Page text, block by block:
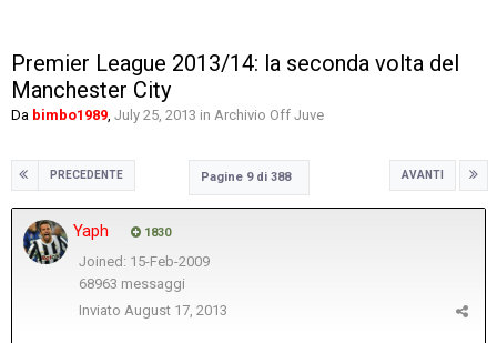
Premier League 2013/14: la seconda volta del
Manchester City
Da bimbo1989, July 25, 2013 in Archivio Off Juve
PRECEDENTE AVANTI
Pagine 9 di 388
Yaph 1830
Joined: 15-Feb-2009
68963 messaggi
Inviato August 17, 2013